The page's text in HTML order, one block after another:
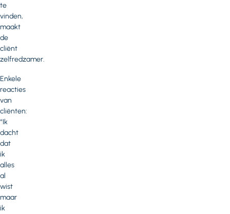
te
vinden,
maakt
de
cliënt
zelfredzamer.
Enkele
reacties
van
cliënten:
“Ik
dacht
dat
ik
alles
al
wist
maar
ik